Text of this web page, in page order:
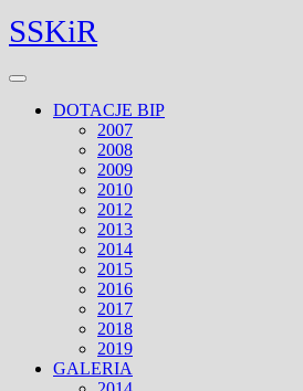
Skip
to
Facebook
Twitter
SSKiR
Open
DOTACJE BIP
2007
2008
2009
2010
2012
2013
2014
2015
2016
2017
2018
2019
GALERIA